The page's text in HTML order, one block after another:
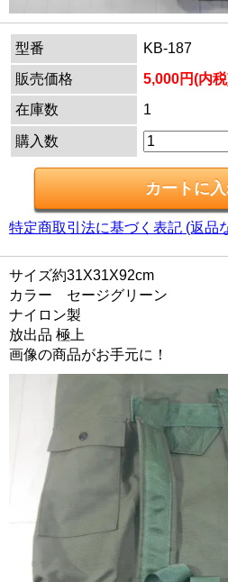
型番
KB-187
販売価格
5,000円(内
在庫数
1
購入数
特定商取引法に基づく表記 (返品
サイズ約31X31X92cm
カラー セージグリーン
ナイロン製
放出品 極上
画像の商品がお手元に！